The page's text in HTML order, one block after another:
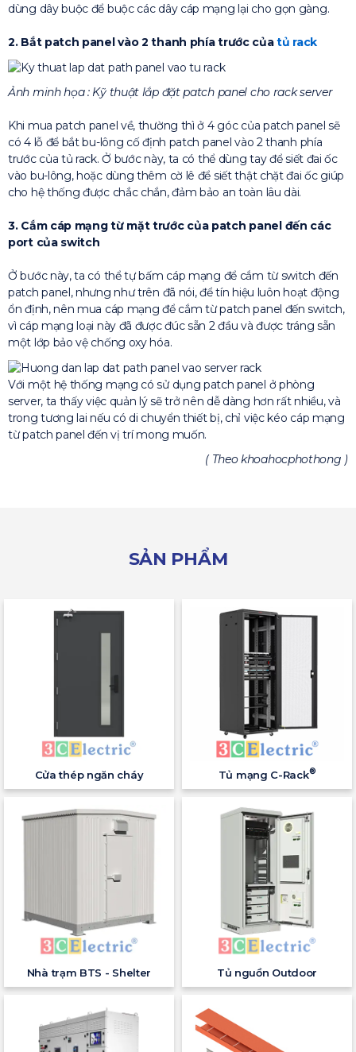
dùng dây buộc để buộc các dây cáp mạng lại cho gọn gàng.
2. Bắt patch panel vào 2 thanh phía trước củatủ rack
Ảnh minh họa : Kỹ thuật lắp đặt patch panel cho rack server
Khi mua patch panel về, thường thì ở 4 góc của patch panel sẽ
có 4 lỗ để bắt bu-lông cố định patch panel vào 2 thanh phía
trước của tủ rack. Ở bước này, ta có thể dùng tay để siết đai ốc
vào bu-lông, hoặc dùng thêm cờ lê để siết thật chặt đai ốc giúp
cho hệ thống được chắc chắn, đảm bảo an toàn lâu dài.
3. Cắm cáp mạng từ mặt trước của patch panel đến các
port của switch
Ở bước này, ta có thể tự bấm cáp mạng để cắm từ switch đến
patch panel, nhưng như trên đã nói, để tín hiệu luôn hoạt động
ổn định, nên mua cáp mạng để cắm từ patch panel đến switch,
vì cáp mạng loại này đã được đúc sẵn 2 đầu và được tráng sẵn
một lớp bảo vệ chống oxy hóa.
Với một hệ thống mạng có sử dụng patch panel ở phòng
server, ta thấy việc quản lý sẽ trở nên dễ dàng hơn rất nhiều, và
trong tương lai nếu có di chuyển thiết bị, chỉ việc kéo cáp mạng
từ patch panel đến vị trí mong muốn.
( Theo khoahocphothong )
SẢN PHẨM
Cửa thép ngăn cháy Tủ mạng C-Rack®
Nhà trạm BTS - Shelter Tủ nguồn Outdoor